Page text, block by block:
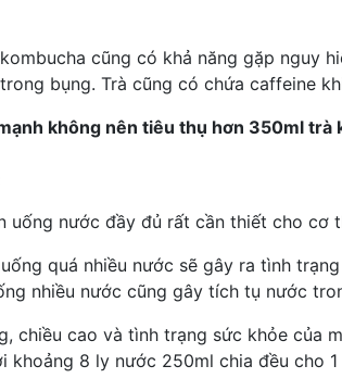
cũng có khả năng gặp nguy
bụng. Trà cũng có chứa caffeine
không nên tiêu thụ hơn 350ml trà
uống nước đầy đủ rất cần thiết cho cơ
quá nhiều nước sẽ gây ra tình
nhiều nước cũng gây tích tụ nước
chiều cao và tình trạng sức khỏe của
khoảng 8 ly nước 250ml chia đều cho 1